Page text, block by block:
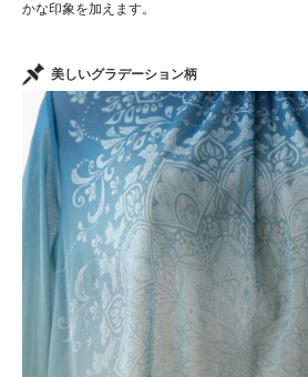
かな印象を加えます。
美しいグラデーション柄